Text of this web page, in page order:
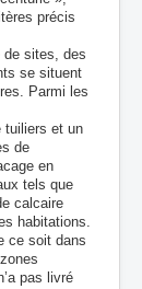
précis
de sites, des
se situent
Parmi les
tuiliers et un
de
en
tels que
calcaire
habitations.
ce soit dans
pas livré